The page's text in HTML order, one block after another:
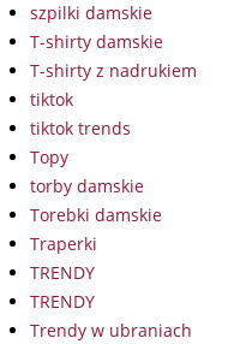
szpilki damskie
T-shirty damskie
T-shirty z nadrukiem
tiktok
tiktok trends
Topy
torby damskie
Torebki damskie
Traperki
TRENDY
TRENDY
Trendy w ubraniach